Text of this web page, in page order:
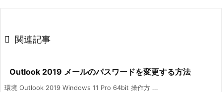
 関連記事
Outlook 2019 メールのパスワードを変更する方法
環境 Outlook 2019 Windows 11 Pro 64bit 操作方 ...